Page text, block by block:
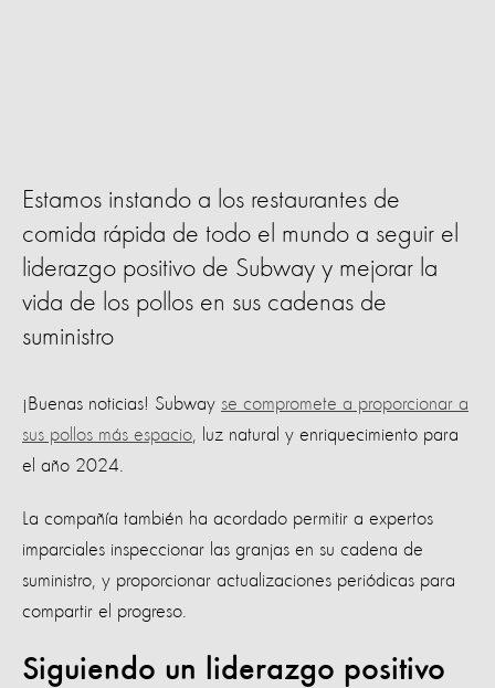
Estamos instando a los restaurantes de
comida rápida de todo el mundo a seguir el
liderazgo positivo de Subway y mejorar la
vida de los pollos en sus cadenas de
suministro
¡Buenas noticias! Subway se compromete a proporcionar a
sus pollos más espacio , luz natural y enriquecimiento para
el año 2024.
La compañía también ha acordado permitir a expertos
imparciales inspeccionar las granjas en su cadena de
suministro, y proporcionar actualizaciones periódicas para
compartir el progreso.
Siguiendo un liderazgo positivo